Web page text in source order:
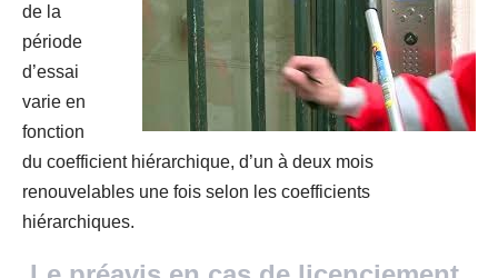
de la
période
d’essai
varie en
fonction
du coefficient hiérarchique, d’un à deux mois
renouvelables une fois selon les coefficients
hiérarchiques.